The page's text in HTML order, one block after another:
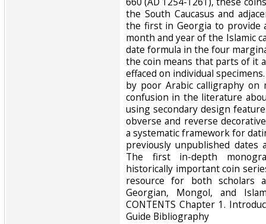
the South Caucasus and
the first in Georgia to provide
month and year of the Islamic
date formula in the four
the coin means that parts of it
effaced on individual
by poor Arabic calligraphy on
confusion in the literature
using secondary design
obverse and reverse
a systematic framework for
previously unpublished dates
The first in-depth
historically important coin
resource for both scholars
Georgian, Mongol, and
CONTENTS Chapter 1.
Guide Bibliography‎